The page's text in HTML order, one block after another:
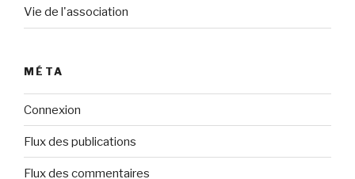
Vie de l'association
MÉTA
Connexion
Flux des publications
Flux des commentaires